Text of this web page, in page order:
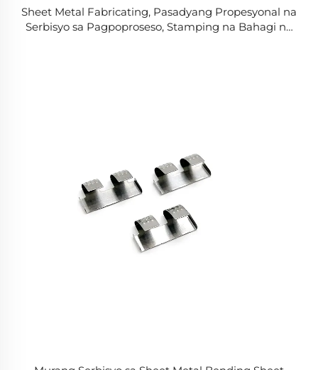
Sheet Metal Fabricating, Pasadyang Propesyonal na
Serbisyo sa Pagpoproseso, Stamping na Bahagi ng